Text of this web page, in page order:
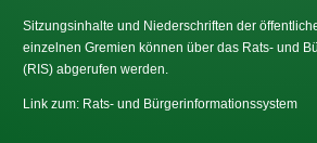
Sitzungsinhalte und Niederschriften der
einzelnen Gremien können über das Rats- und
(RIS) abgerufen werden.
Link zum: Rats- und Bürgerinformationssystem